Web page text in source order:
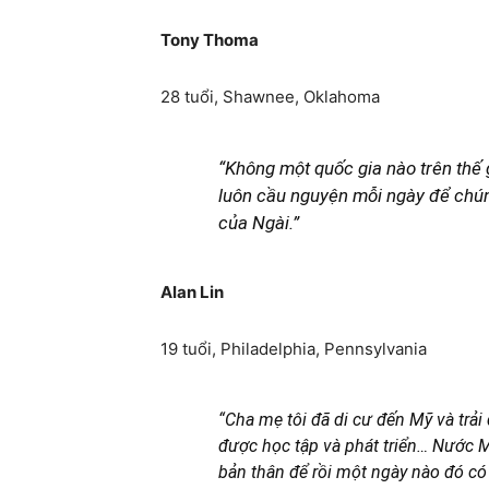
Tony Thoma
28 tuổi, Shawnee, Oklahoma
“Không một quốc gia nào trên
luôn cầu nguyện mỗi ngày để
của Ngài.”
Alan Lin
19 tuổi, Philadelphia, Pennsylvania
“Cha mẹ tôi đã di cư đến Mỹ và
được học tập và phát triển… Nước
bản thân để rồi một ngày nào đó